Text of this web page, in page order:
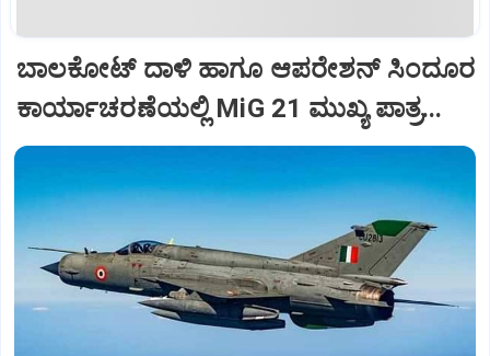
ಬಾಲಕೋಟ್‌ ದಾಳಿ ಹಾಗೂ ಆಪರೇಶನ್‌ ಸಿಂದೂರ
ಕಾರ್ಯಾಚರಣೆಯಲ್ಲಿ MiG 21 ಮುಖ್ಯ ಪಾತ್ರ...